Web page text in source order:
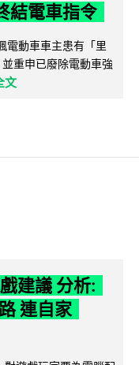
結電車指令
電動車車主患有「里
重申已廢除電動車強
文
建議 分析:
連自家